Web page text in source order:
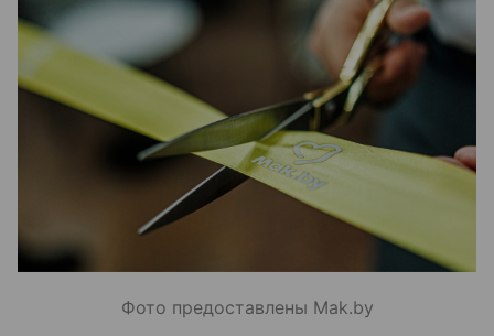
Фото предоставлены Mak.by